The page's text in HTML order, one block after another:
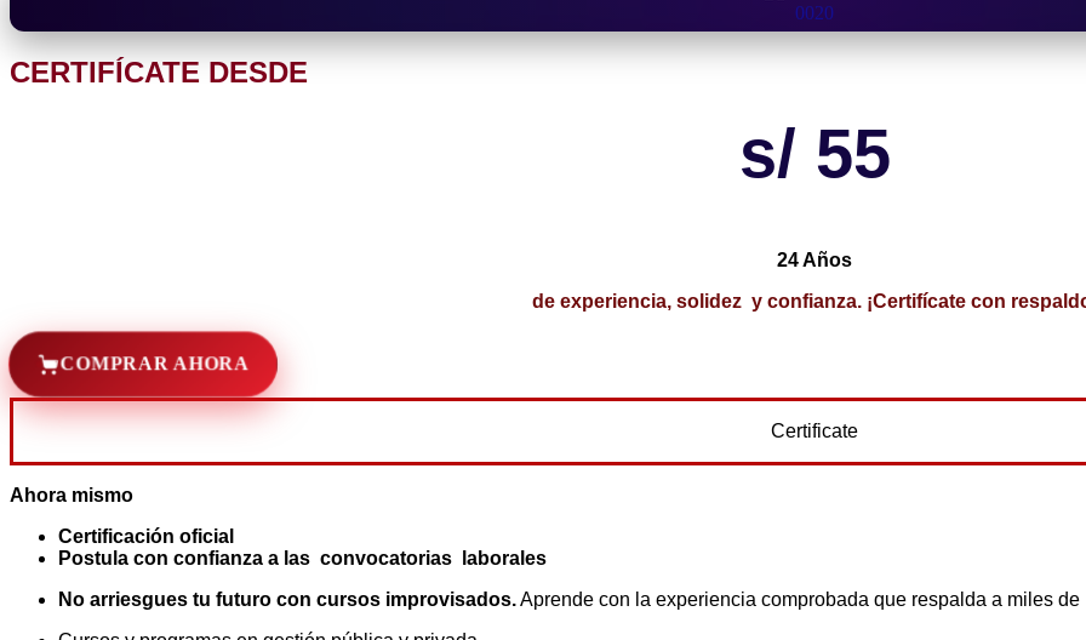
CERTIFÍCATE DESDE
s/ 55
24 Años
de experiencia, solidez y confianza. ¡Certifícate con
COMPRAR AHORA
Certificate
Ahora mismo
Certificación oficial
Postula con confianza a las convocatorias laborales
No arriesgues tu futuro con cursos improvisados.Aprende con la experiencia comprobada que respalda a miles